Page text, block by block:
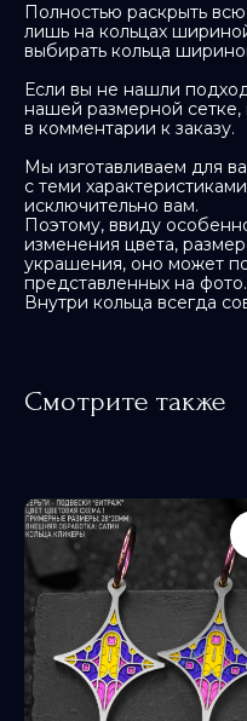
Полностью раскрыть
лишь на кольцах
выбирать кольца
Если вы не нашли
нашей размерной
в комментарии к заказу.
Мы изготавливаем для
с теми
исключительно вам.
Поэтому, ввиду
изменения цвета,
украшения, оно может
представленных на фото.
Внутри кольца всегда
Смотрите также